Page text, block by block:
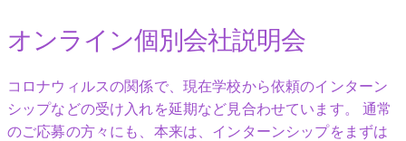
オンライン個別会社説明会
コロナウィルスの関係で、現在学校から依頼のインターン
シップなどの受け入れを延期など見合わせています。 通常
のご応募の方々にも、本来は、インターンシップをまずは